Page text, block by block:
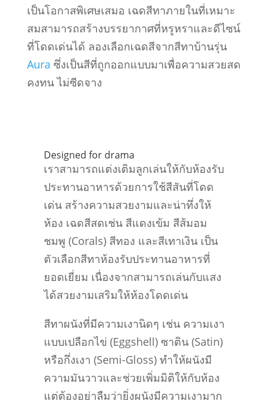
เป็นโอกาสพิเศษเสมอ เฉดสีทาภายในที่เหมาะ
สมสามารถสร้างบรรยากาศที่หรูหราและดีไซน์
ที่โดดเด่นได้ ลองเลือกเฉดสีจากสีทาบ้านรุ่น
Aura ซึ่งเป็นสีที่ถูกออกแบบมาเพื่อความสวยสด
คงทน ไม่ซีดจาง
Designed for drama
เราสามารถแต่งเติมลูกเล่นให้กับห้องรับ
ประทานอาหารด้วยการใช้สีสันที่โดด
เด่น สร้างความสวยงามและน่าทึ่งให้
ห้อง เฉดสีสดเช่น สีแดงเข้ม สีส้มอม
ชมพู (Corals) สีทอง และสีเทาเงิน เป็น
ตัวเลือกสีทาห้องรับประทานอาหารที่
ยอดเยี่ยม เนื่องจากสามารถเล่นกับแสง
ได้สวยงามเสริมให้ห้องโดดเด่น
สีทาผนังที่มีความเงานิดๆ เช่น ความเงา
แบบเปลือกไข่ (Eggshell) ซาติน (Satin)
หรือกึ่งเงา (Semi-Gloss) ทำให้ผนังมี
ความมันวาวและช่วยเพิ่มมิติให้กับห้อง
แต่ต้องอย่าลืมว่ายิ่งผนังมีความเงามาก